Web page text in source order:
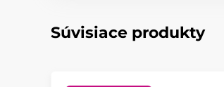
Súvisiace produkty